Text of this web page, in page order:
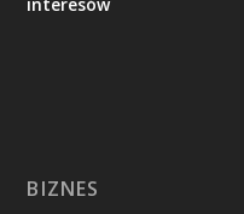
BIZNES